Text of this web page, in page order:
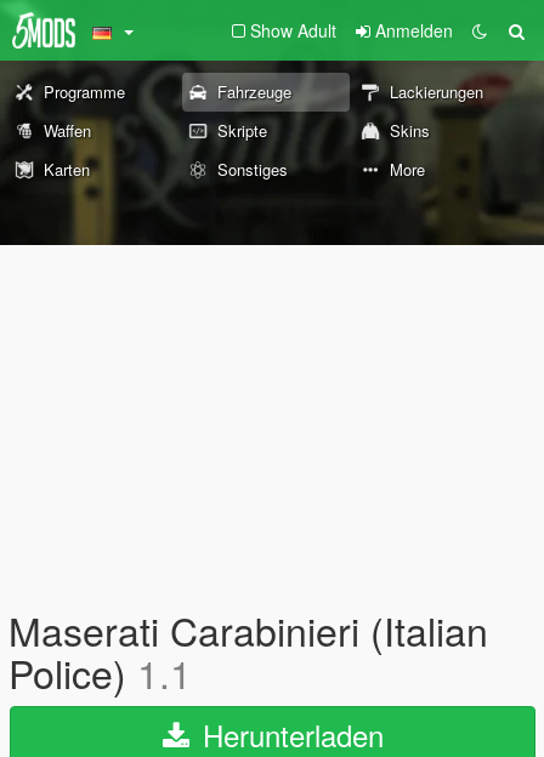
Show Adult Anmelden
Programme Fahrzeuge
Lackierungen
Waffen
Skripte
Skins
Karten
Sonstiges More
Maserati Carabinieri (Italian
Police) 1.1
Herunterladen